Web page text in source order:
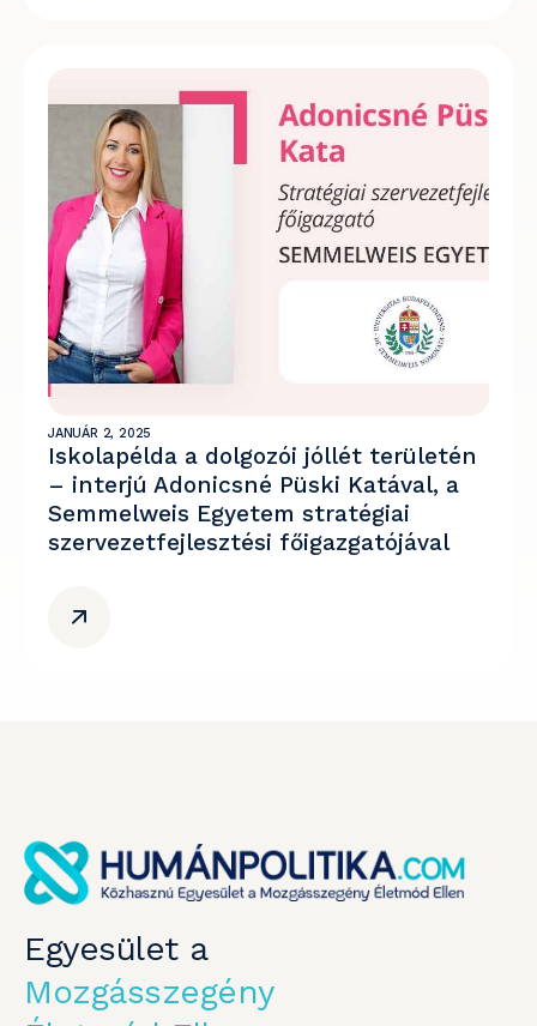
JANUÁR 2, 2025
Iskolapélda a dolgozói jóllét területén
– interjú Adonicsné Püski Katával, a
Semmelweis Egyetem stratégiai
szervezetfejlesztési főigazgatójával
Egyesület a
Mozgásszegény